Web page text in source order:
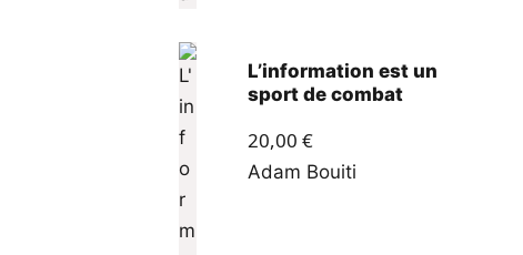
L’information est un
sport de combat
20,00 €
Adam Bouiti